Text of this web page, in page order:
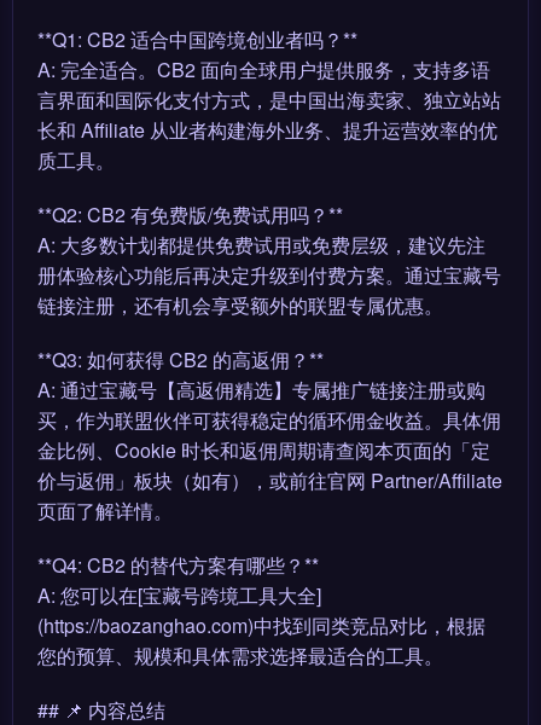
**Q1: CB2 适合中国跨境创业者吗？**
A: 完全适合。CB2 面向全球用户提供服务，支持多语
言界面和国际化支付方式，是中国出海卖家、独立站站
长和 Affiliate 从业者构建海外业务、提升运营效率的优
质工具。
**Q2: CB2 有免费版/免费试用吗？**
A: 大多数计划都提供免费试用或免费层级，建议先注
册体验核心功能后再决定升级到付费方案。通过宝藏号
链接注册，还有机会享受额外的联盟专属优惠。
**Q3: 如何获得 CB2 的高返佣？**
A: 通过宝藏号【高返佣精选】专属推广链接注册或购
买，作为联盟伙伴可获得稳定的循环佣金收益。具体佣
金比例、Cookie 时长和返佣周期请查阅本页面的「定
价与返佣」板块（如有），或前往官网 Partner/Affiliate
页面了解详情。
**Q4: CB2 的替代方案有哪些？**
A: 您可以在[宝藏号跨境工具大全]
(https://baozanghao.com)中找到同类竞品对比，根据
您的预算、规模和具体需求选择最适合的工具。
## 📌 内容总结